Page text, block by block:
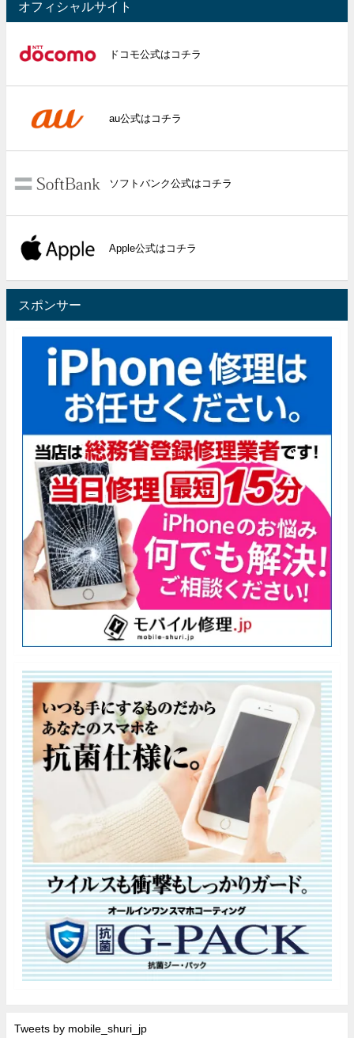
オフィシャルサイト
ドコモ公式はコチラ
au公式はコチラ
ソフトバンク公式はコチラ
Apple公式はコチラ
スポンサー
Tweets by mobile_shuri_jp